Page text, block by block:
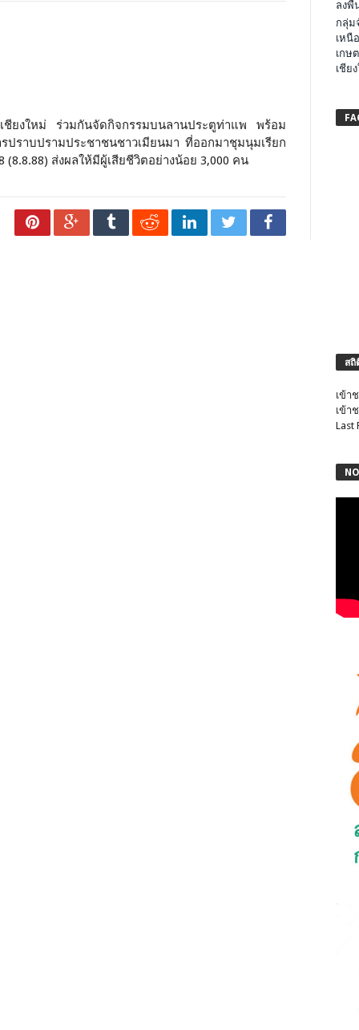
ชียงใหม่ ร่วมกันจัดกิจกรรมบนลานประตูท่าแพ พร้อม
ปราบปรามประชาชนชาวเมียนมา ที่ออกมาชุมนุมเรียก
ส่งผลให้มีผู้เสียชีวิตอย่างน้อย 3,000 คน
ลงพื้
กลุ่ม
เหนื
เกษ
เชีย
สถิ
เข้า
เข้า
Last